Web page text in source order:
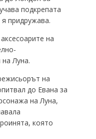
подкрепата
придружава.
на
Луна.
на
до Евана за
на Луна,
която